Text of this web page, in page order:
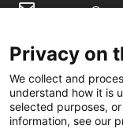
spccc@
935 120 481
cgtcatalunya
Privacy on
We collect and
understand how it is
selected purposes,
information, see our